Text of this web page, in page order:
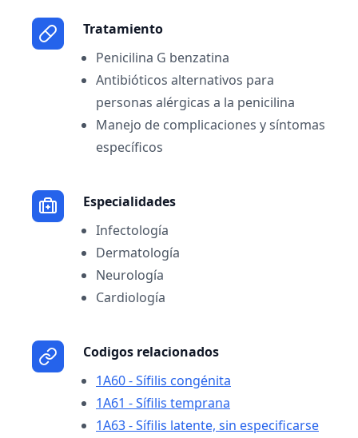
Tratamiento
Penicilina G benzatina
Antibióticos alternativos para
personas alérgicas a la penicilina
Manejo de complicaciones y síntomas
específicos
Especialidades
Infectología
Dermatología
Neurología
Cardiología
Codigos relacionados
1A60 - Sífilis congénita
1A61 - Sífilis temprana
1A63 - Sífilis latente, sin especificarse